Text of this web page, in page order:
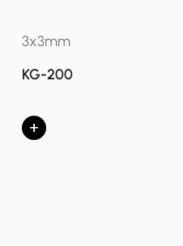
3x3mm
KG-200
+